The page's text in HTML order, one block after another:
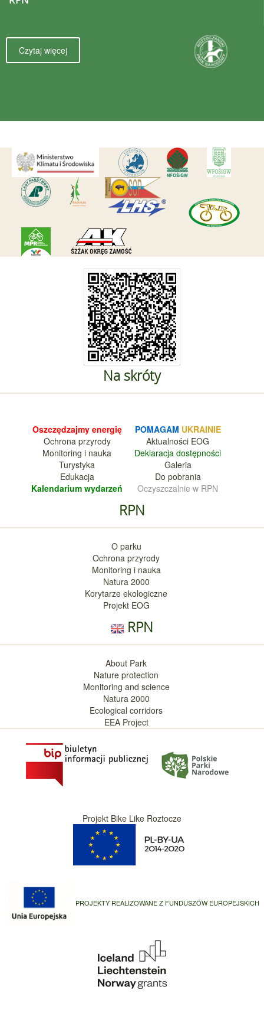
Czytaj więcej
Na skróty
Oszczędzajmy energię
Ochrona przyrody
Monitoring i nauka
Turystyka
Edukacja
Kalendarium wydarzeń
POMAGAM UKRAINIE
Aktualności EOG
Deklaracja dostępności
Galeria
Do pobrania
Oczyszczalnie w RPN
RPN
O parku
Ochrona przyrody
Monitoring i nauka
Natura 2000
Korytarze ekologiczne
Projekt EOG
RPN
About Park
Nature protection
Monitoring and science
Natura 2000
Ecological corridors
EEA Project
Projekt Bike Like Roztocze
PROJEKTY REALIZOWANE Z FUNDUSZÓW EUROPEJSKICH